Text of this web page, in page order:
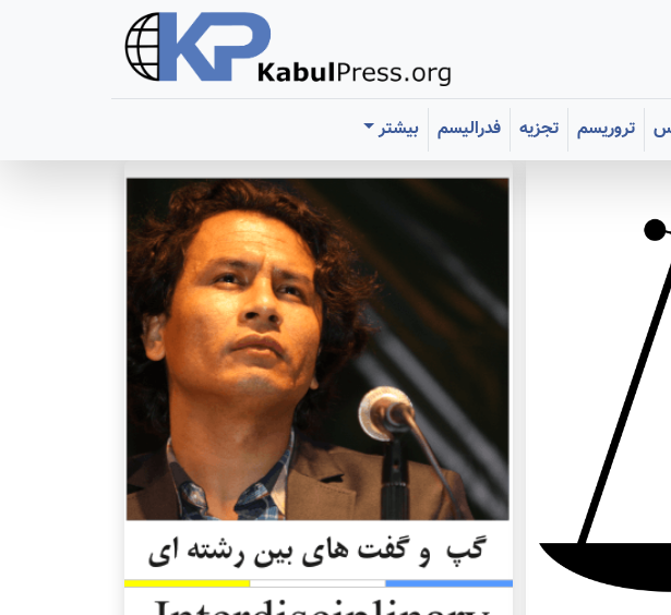
تروریسم تجزیه فدرالیسم
بیشتر